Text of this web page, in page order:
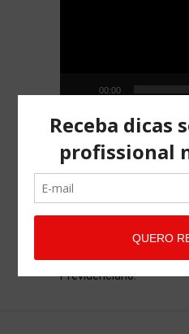
00:00
SOBRE O BLOG
Advocacia Maria
em Direito Desportivo,
Previdenciario.